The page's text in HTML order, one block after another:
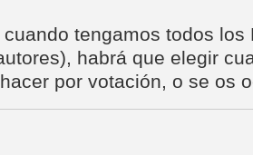
cuando tengamos todos
habrá que elegir
por votación, o se os